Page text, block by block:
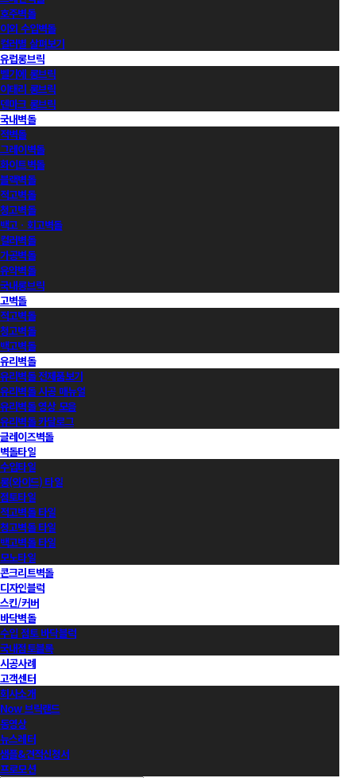
호주벽돌
이외 수입벽돌
컬러별 살펴보기
유럽롱브릭
벨기에 롱브릭
이태리 롱브릭
덴마크 롱브릭
국내벽돌
적벽돌
그레이벽돌
화이트벽돌
블랙벽돌
적고벽돌
청고벽돌
백고ㆍ회고벽돌
컬러벽돌
가공벽돌
유약벽돌
국내롱브릭
고벽돌
적고벽돌
청고벽돌
백고벽돌
유리벽돌
유리벽돌 전제품보기
유리벽돌 시공 매뉴얼
유리벽돌 영상 모음
유리벽돌 카달로그
글레이즈벽돌
벽돌타일
수입타일
롱(와이드) 타일
점토타일
적고벽돌 타일
청고벽돌 타일
백고벽돌 타일
모노타일
콘크리트벽돌
디자인블럭
스킨/커버
바닥벽돌
수입 점토 바닥블럭
국내점토블록
시공사례
고객센터
회사소개
Now 브릭랜드
동영상
뉴스레터
샘플&견적신청서
프로모션